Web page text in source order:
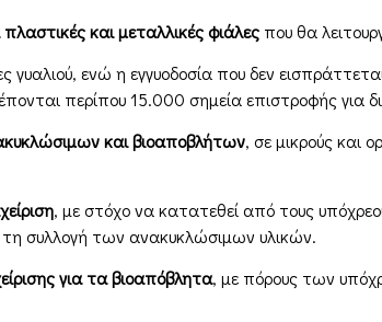
και μεταλλικές φιάλες που θα
γυαλιού, ενώ η εγγυοδοσία που δεν
περίπου 15.000 σημεία επιστροφής για
και βιοαποβλήτων, σε μικρούς και
, με στόχο να κατατεθεί από τους
συλλογή των ανακυκλώσιμων υλικών.
για τα βιοαπόβλητα, με πόρους των